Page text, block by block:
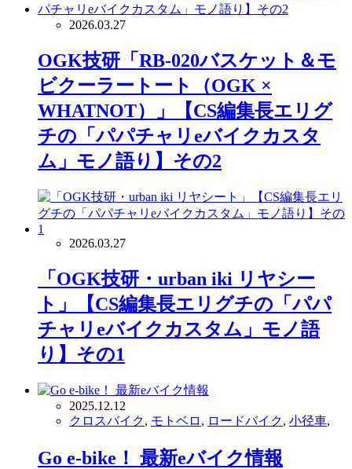
2026.03.27
OGK技研「RB-020バスケット＆モ
ビクーラートート（OGK ×
WHATNOT）」【CS編集長エリグ
チの「パパチャリeバイクカスタ
ム」モノ語り】その2
2026.03.27
「OGK技研・urban iki リヤシー
ト」【CS編集長エリグチの「パパ
チャリeバイクカスタム」モノ語
り】その1
2025.12.12
クロスバイク, モトベロ , ロードバイク, 小径車,
Go e-bike！ 最新eバイク情報